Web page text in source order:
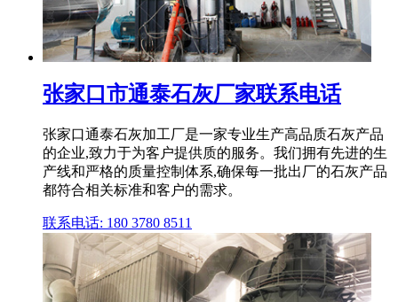
张家口市通泰石灰厂家联系电话
张家口通泰石灰加工厂是一家专业生产高品质石灰产品
的企业,致力于为客户提供质的服务。我们拥有先进的生
产线和严格的质量控制体系,确保每一批出厂的石灰产品
都符合相关标准和客户的需求。
联系电话: 180 3780 8511